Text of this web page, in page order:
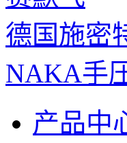
德国施密
NAKA手
产品中